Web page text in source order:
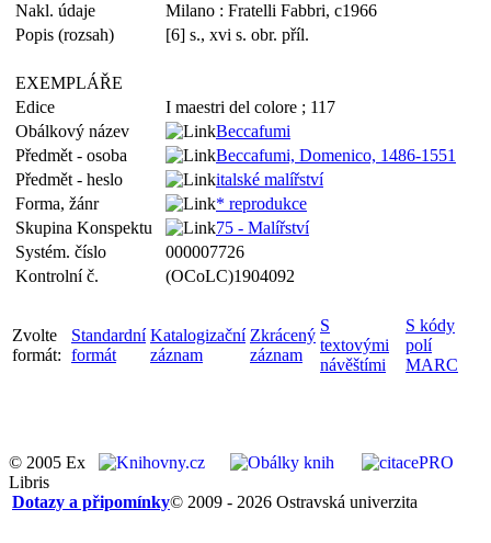
Nakl. údaje
Milano : Fratelli Fabbri, c1966
Popis (rozsah)
[6] s., xvi s. obr. příl.
EXEMPLÁŘE
Edice
I maestri del colore ; 117
Obálkový název
Beccafumi
Předmět - osoba
Beccafumi, Domenico, 1486-1551
Předmět - heslo
italské malířství
Forma, žánr
* reprodukce
Skupina Konspektu
75 - Malířství
Systém. číslo
000007726
Kontrolní č.
(OCoLC)1904092
Zvolte
formát:
Standardní
formát
Katalogizační
záznam
Zkrácený
záznam
S
textovými
návěštími
S kódy
polí
MARC
© 2005 Ex
Libris
© 2009 - 2026 Ostravská univerzita
Dotazy a připomínky